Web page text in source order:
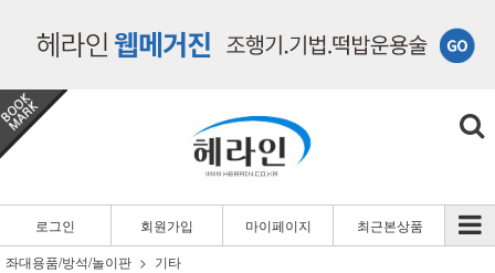
로그인 회원가입 마이페이지
최근본상품
좌대용품/방석/놀이판
기타